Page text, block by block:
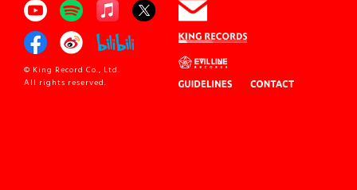
© King Record Co., Ltd.
All rights reserved.